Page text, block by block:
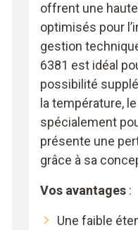
offrent une
optimisés pour
gestion
6381 est idéal
possibilité
la température,
spécialement
présente une
grâce à sa
Vos avantages :
Une faible